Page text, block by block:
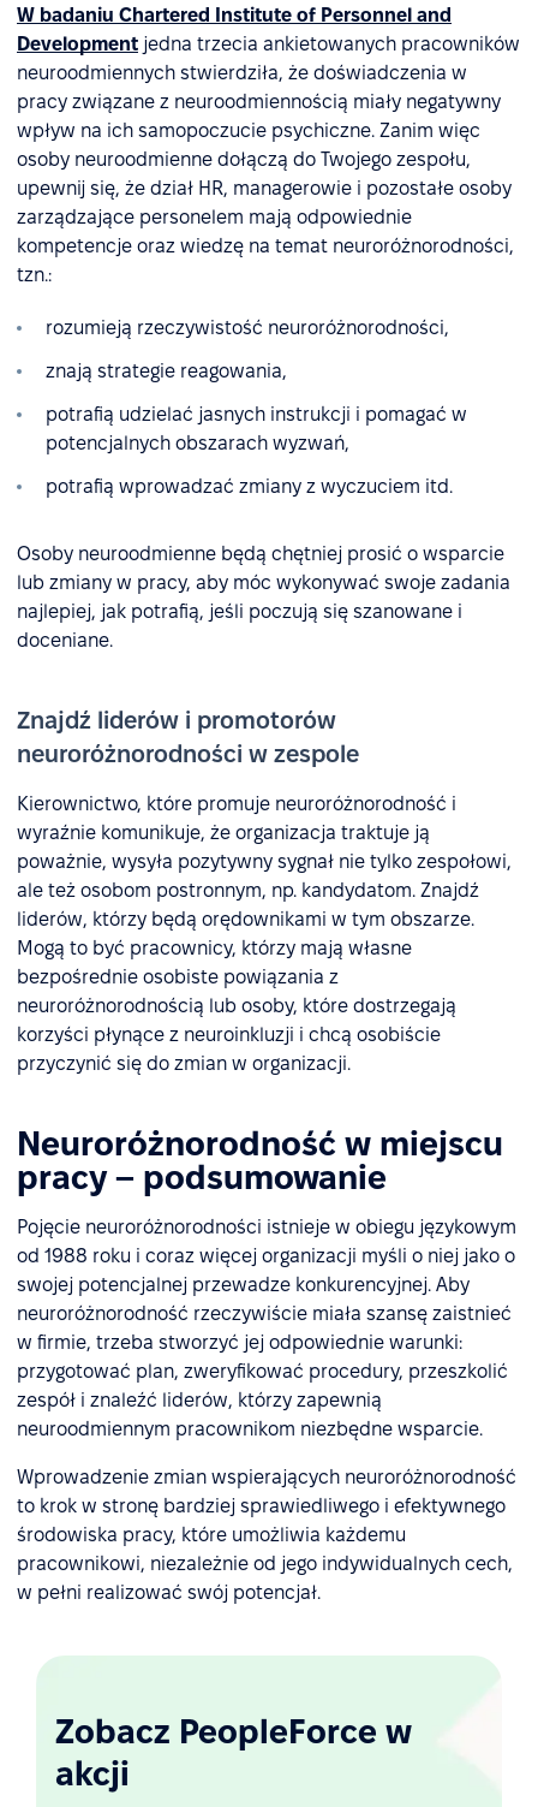
W badaniu Chartered Institute of Personnel and
Development jedna trzecia ankietowanych pracowników
neuroodmiennych stwierdziła, że doświadczenia w
pracy związane z neuroodmiennością miały negatywny
wpływ na ich samopoczucie psychiczne. Zanim więc
osoby neuroodmienne dołączą do Twojego zespołu,
upewnij się, że dział HR, managerowie i pozostałe osoby
zarządzające personelem mają odpowiednie
kompetencje oraz wiedzę na temat neuroróżnorodności,
tzn.:
rozumieją rzeczywistość neuroróżnorodności,
znają strategie reagowania,
potrafią udzielać jasnych instrukcji i pomagać w
potencjalnych obszarach wyzwań,
potrafią wprowadzać zmiany z wyczuciem itd.
Osoby neuroodmienne będą chętniej prosić o wsparcie
lub zmiany w pracy, aby móc wykonywać swoje zadania
najlepiej, jak potrafią, jeśli poczują się szanowane i
doceniane.
Znajdź liderów i promotorów
neuroróżnorodności w zespole
Kierownictwo, które promuje neuroróżnorodność i
wyraźnie komunikuje, że organizacja traktuje ją
poważnie, wysyła pozytywny sygnał nie tylko zespołowi,
ale też osobom postronnym, np. kandydatom. Znajdź
liderów, którzy będą orędownikami w tym obszarze.
Mogą to być pracownicy, którzy mają własne
bezpośrednie osobiste powiązania z
neuroróżnorodnością lub osoby, które dostrzegają
korzyści płynące z neuroinkluzji i chcą osobiście
przyczynić się do zmian w organizacji.
Neuroróżnorodność w miejscu
pracy – podsumowanie
Pojęcie neuroróżnorodności istnieje w obiegu językowym
od 1988 roku i coraz więcej organizacji myśli o niej jako o
swojej potencjalnej przewadze konkurencyjnej. Aby
neuroróżnorodność rzeczywiście miała szansę zaistnieć
w firmie, trzeba stworzyć jej odpowiednie warunki:
przygotować plan, zweryfikować procedury, przeszkolić
zespół i znaleźć liderów, którzy zapewnią
neuroodmiennym pracownikom niezbędne wsparcie.
Wprowadzenie zmian wspierających neuroróżnorodność
to krok w stronę bardziej sprawiedliwego i efektywnego
środowiska pracy, które umożliwia każdemu
pracownikowi, niezależnie od jego indywidualnych cech,
w pełni realizować swój potencjał.
Zobacz PeopleForce w
akcji